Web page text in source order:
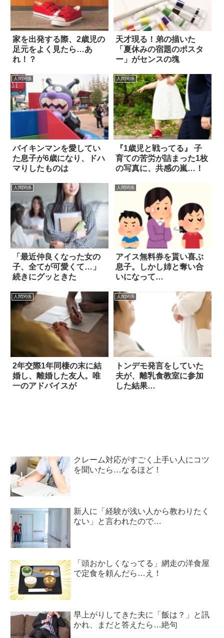
家を出発する際、2歳児の
足元をよく見たら…あ
れ！？
天才現る！弟の描いた
「夏休みの宿題のポスタ
ー」がセンスの塊
人間関係
バイキンマンを愛してい
た息子が6歳になり、ドハ
マりしたものは
人間関係
『1歳児と戦ってる』 子
育ての苦労が詰まった1枚
の写真に、共感の嵐…！
人間関係
「最近仲良くなった女の
子、全てが可愛くて…」
続きにグッときた
人間関係
アイス無料券を貰い喜ぶ
息子。しかし姉と奪い合
いになって…
人間関係
2年交際1年同棲の末に結
婚し、離婚した友人。唯
一のアドバイスが
人間関係
トンデモ発言をしていた
夫が、離乳食教室に参加
した結果…
クレーム対応がすごく上手い人にコツ
を聞いたら…なるほど！
新人に「経験が浅い人から教わりたく
ない」と言われたので…
「頭おかしくなってる」網走の洋食屋
で定食を頼んだら…え！
早上がりしてきた夫に「飯は？」と訊
かれ、まだと答えたら…絶句